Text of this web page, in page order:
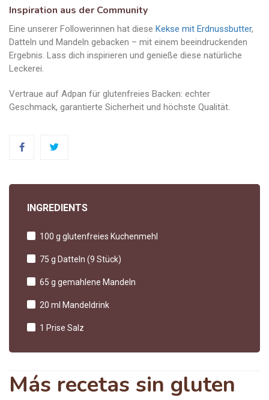
Inspiration aus der Community
Eine unserer Followerinnen hat diese Kekse mit Erdnussbutter,
Datteln und Mandeln gebacken – mit einem beeindruckenden
Ergebnis. Lass dich inspirieren und genieße diese natürliche
Leckerei.
Vertraue auf Adpan für glutenfreies Backen: echter
Geschmack, garantierte Sicherheit und höchste Qualität.
INGREDIENTS
100 g glutenfreies Kuchenmehl
75 g Datteln (9 Stück)
65 g gemahlene Mandeln
20 ml Mandeldrink
1 Prise Salz
Más recetas sin gluten